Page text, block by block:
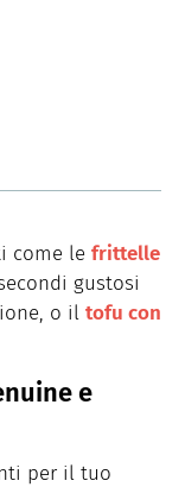
come le frittelle
gustosi
o il tofu con
e
per il tuo